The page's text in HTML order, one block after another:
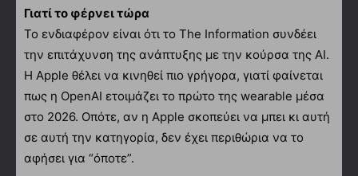
Γιατί το φέρνει τώρα
Το ενδιαφέρον είναι ότι το The Information συνδέει
την επιτάχυνση της ανάπτυξης με την κούρσα της AI.
Η Apple θέλει να κινηθεί πιο γρήγορα, γιατί φαίνεται
πως η OpenAI ετοιμάζει το πρώτο της wearable μέσα
στο 2026. Οπότε, αν η Apple σκοπεύει να μπει κι αυτή
σε αυτή την κατηγορία, δεν έχει περιθώρια να το
αφήσει για “όποτε”.